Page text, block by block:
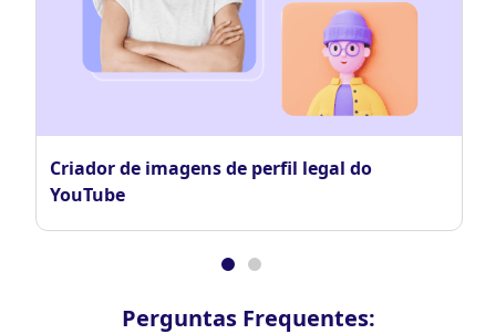
Criador de imagens de perfil legal do
YouTube
Perguntas Frequentes: